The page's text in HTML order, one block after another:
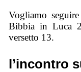
Vogliamo
Bibbia in Luca
versetto 13.
l’incontro